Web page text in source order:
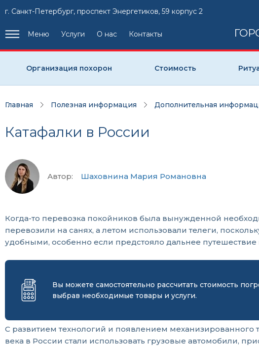
г. Санкт-Петербург, проспект Энергетиков, 59 корпус 2
Меню Услуги О нас Контакты
Организация похорон Стоимость
Главная Полезная информация Дополнительная
Катафалки в России
Автор: Шаховнина Мария Романовна
Когда-то перевозка покойников была вынужденной
перевозили на санях, а летом использовали телеги,
удобными, особенно если предстояло дальнее путешествие
Вы можете самостоятельно рассчитать стоимость
выбрав необходимые товары и услуги.
С развитием технологий и появлением механизированного
века в России стали использовать грузовые автомобили,